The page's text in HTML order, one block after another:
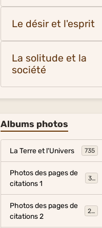
Le désir et l'esprit
La solitude et la
société
Albums photos
La Terre et l'Univers 735
Photos des pages de
citations 1
317
Photos des pages de
citations 2
281